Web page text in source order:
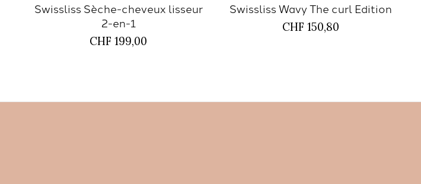
Swissliss Sèche-cheveux lisseur
2-en-1
CHF 199,00
Swissliss Wavy The curl Edition
CHF 150,80